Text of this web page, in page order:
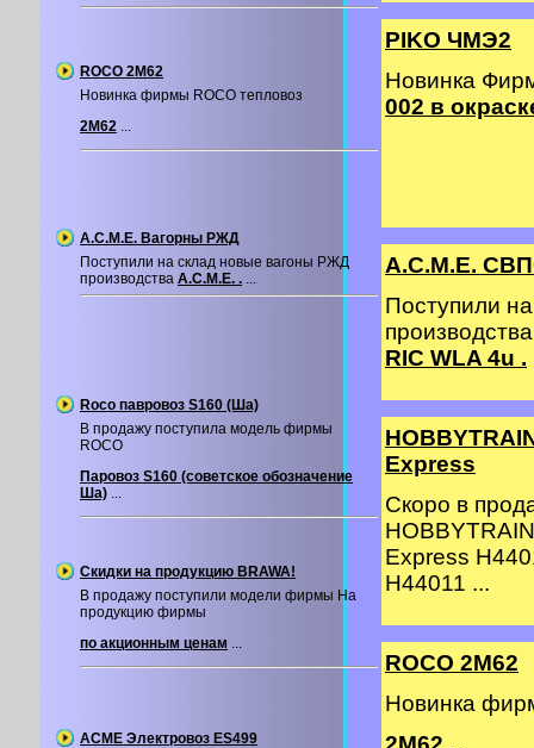
ROCO 2M62
Новинка фирмы ROCO тепловоз
2М62 ...
A.C.M.E. Вагорны РЖД
Поступили на склад новые вагоны РЖД
производства A.C.M.E. . ...
Roco павровоз S160 (Ша)
В продажу поступила модель фирмы
ROCO
Паровоз S160 (советское обозначение
Ша) ...
Скидки на продукцию BRAWA!
В продажу поступили модели фирмы На
продукцию фирмы
по акционным ценам ...
ACME Электровоз ES499
PIKO ЧМЭ2
Новинка
002 в
A.C.M.E.
Поступили
RIC WLA 4u .
Express
Скоро в
Express
H44011 ...
ROCO 2M62
Новинка